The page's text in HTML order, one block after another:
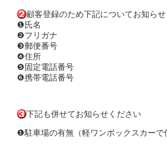
顧客登録のため下記についてお知ら
❶氏名
❷フリガナ
❸郵便番号
❹住所
❺固定電話番号
❻携帯電話番号
下記も併せてお知らせください
❶駐車場の有無（軽ワンボックスカーで